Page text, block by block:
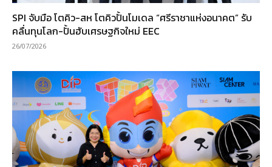
SPI จับมือ โตคิว-สห โตคิวปั้นโมเดล “ศรีราชาแห่งอนาคต” รับ
คลื่นทุนโลก-ปั้นฮับเศรษฐกิจใหม่ EEC
26/07/2026